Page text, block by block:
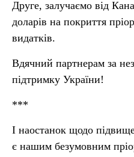
Друге, залучаємо від
доларів на покриття
видатків.
Вдячний партнерам за
підтримку України!
***
І наостанок щодо
є нашим безумовним